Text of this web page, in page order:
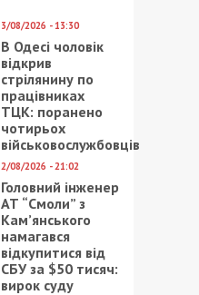
3/08/2026 - 13:30
В Одесі чоловік
відкрив
стрілянину по
працівниках
ТЦК: поранено
чотирьох
військовослужбовців
2/08/2026 - 21:02
Головний інженер
АТ “Смоли” з
Кам’янського
намагався
відкупитися від
СБУ за $50 тисяч:
вирок суду